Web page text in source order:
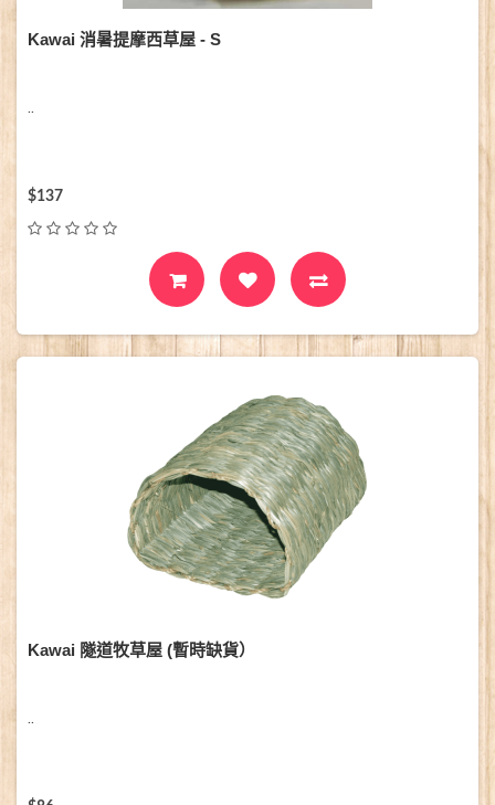
Kawai 消暑提摩西草屋 - S
$137
Kawai 隧道牧草屋 (暫時缺貨）